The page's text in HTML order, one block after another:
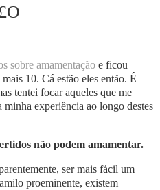
sobre amamentaçãoe ficou
10. Cá estão eles então. É
tentei focar aqueles que me
minha experiência ao longo destes
não podem amamentar.
ser mais fácil um
proeminente, existem